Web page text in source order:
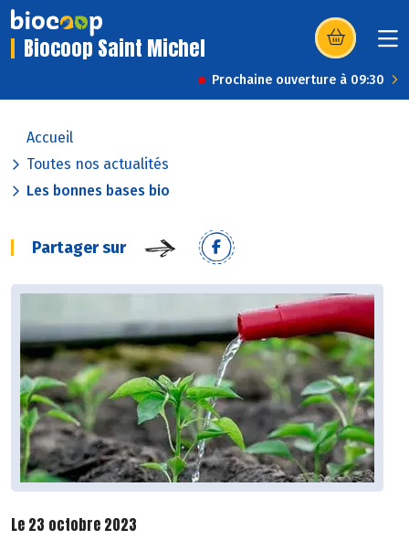
Biocoop Saint Michel (s’ouvre dans
Prochaine ouverture à 09:30
Accueil
Toutes nos actualités
Les bonnes bases bio
Partager sur
Le 23 octobre 2023